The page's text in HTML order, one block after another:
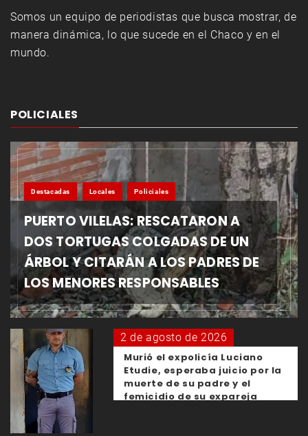
Somos un equipo de periodistas que busca mostrar, de
manera dinámica, lo que sucede en el Chaco y en el
mundo.
POLICIALES
Destacadas Locales Policiales
PUERTO VILELAS: RESCATARON A
DOS TORTUGAS COLGADAS DE UN
ÁRBOL Y CITARÁN A LOS PADRES DE
LOS MENORES RESPONSABLES
2 de agosto de 2026
Murió el expolicía Luciano
Etudie, esperaba juicio por la
muerte de su padre y el
femicidio de su expareja